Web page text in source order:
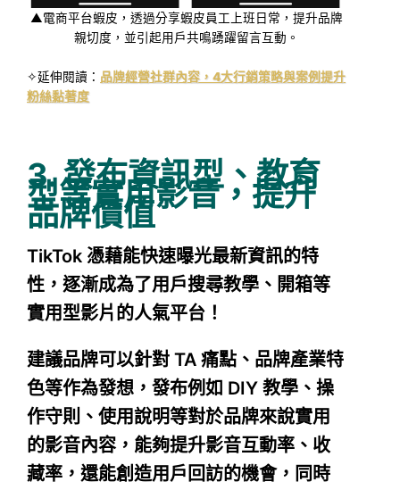
▲電商平台蝦皮，透過分享蝦皮員工上班日常，提升品牌
親切度，並引起用戶共鳴踴躍留言互動。
✧延伸閱讀： 品牌經營社群內容，4大行銷策略與案例提升
粉絲黏著度
3. 發布資訊型、教育
型等實用影音，提升
品牌價值
TikTok 憑藉能快速曝光最新資訊的特
性，逐漸成為了用戶搜尋教學、開箱等
實用型影片的人氣平台！
建議品牌可以針對 TA 痛點、品牌產業特
色等作為發想，發布例如 DIY 教學、操
作守則、使用說明等對於品牌來說實用
的影音內容，能夠提升影音互動率、收
藏率，還能創造用戶回訪的機會，同時